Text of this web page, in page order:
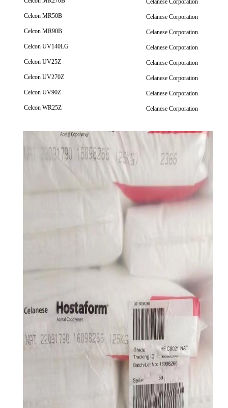
Celanese Corporation
Celcon MR50B
Celanese Corporation
Celcon MR90B
Celanese Corporation
Celcon UV140LG
Celanese Corporation
Celcon UV25Z
Celanese Corporation
Celcon UV270Z
Celanese Corporation
Celcon UV90Z
Celanese Corporation
Celcon WR25Z
Celanese Corporation